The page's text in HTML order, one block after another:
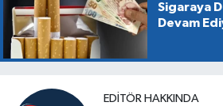
Sigaraya
Devam
EDITÖR HAKKINDA